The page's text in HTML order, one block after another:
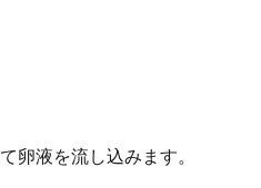
卵液を流し込みます。